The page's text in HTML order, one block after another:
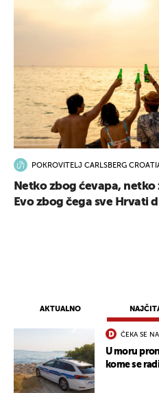
AKTUALNO
ČEKA SE
U moru
kome se
POKROVITELJ CARLSBERG
Netko zbog ćevapa,
Evo zbog čega sve Hrvati